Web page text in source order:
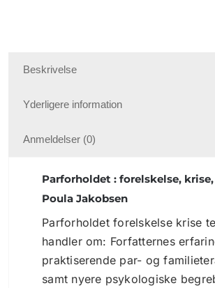
Beskrivelse
Yderligere information
Anmeldelser (0)
Parforholdet : forelskelse,
Poula Jakobsen
Parforholdet forelskelse krise
handler om: Forfatternes
praktiserende par- og
samt nyere psykologiske